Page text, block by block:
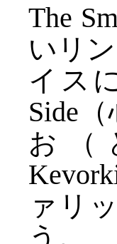
The
いリ
イス
Side
お（
ァリ
う。